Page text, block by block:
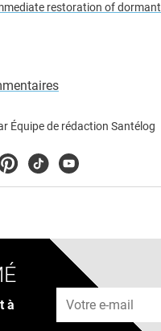
restoration of
Équipe de rédaction Santélog
TiktokYoutube
à
Adresse e-mail